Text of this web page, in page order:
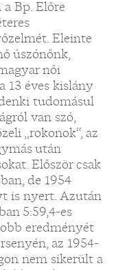
Bp. Előre
Eleinte
úszónőnk,
női
13 éves kislány
tudomásul
van szó,
„rokonok“, az
után
Először csak
de 1954
is nyert. Azután
5:59,4-es
eredményét
az 1954-
nem sikerült a